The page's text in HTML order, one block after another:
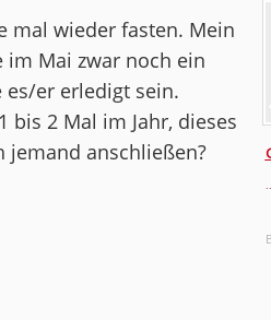
mal wieder fasten. Mein
Mai zwar noch ein
es/er erledigt sein.
bis 2 Mal im Jahr, dieses
jemand anschließen?